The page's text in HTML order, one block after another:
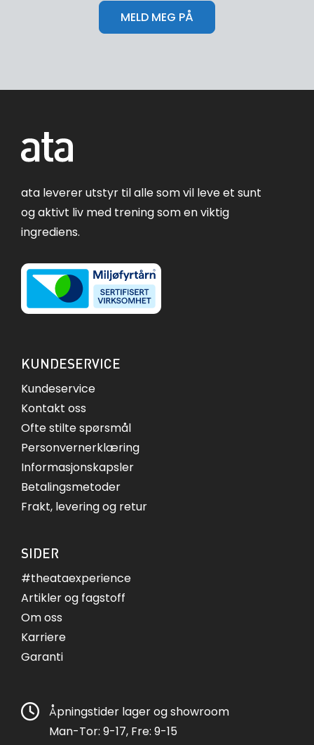
ata leverer utstyr til alle som vil leve et sunt
og aktivt liv med trening som en viktig
ingrediens.
KUNDESERVICE
Kundeservice
Kontakt oss
Ofte stilte spørsmål
Personvernerklæring
Informasjonskapsler
Betalingsmetoder
Frakt, levering og retur
SIDER
#theataexperience
Artikler og fagstoff
Om oss
Karriere
Garanti
Åpningstider lager og showroom
Man-Tor: 9-17, Fre: 9-15